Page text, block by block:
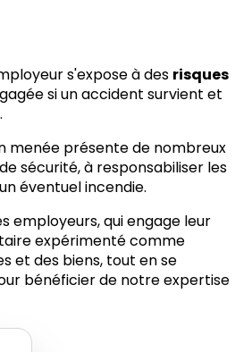
s'expose à des risques
si un accident survient et
menée présente de nombreux
sécurité, à responsabiliser les
éventuel incendie.
employeurs, qui engage leur
expérimenté comme
et des biens, tout en se
bénéficier de notre expertise